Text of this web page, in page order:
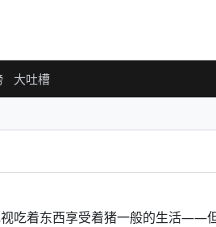
大吐槽
吃着东西享受着猪一般的生活——